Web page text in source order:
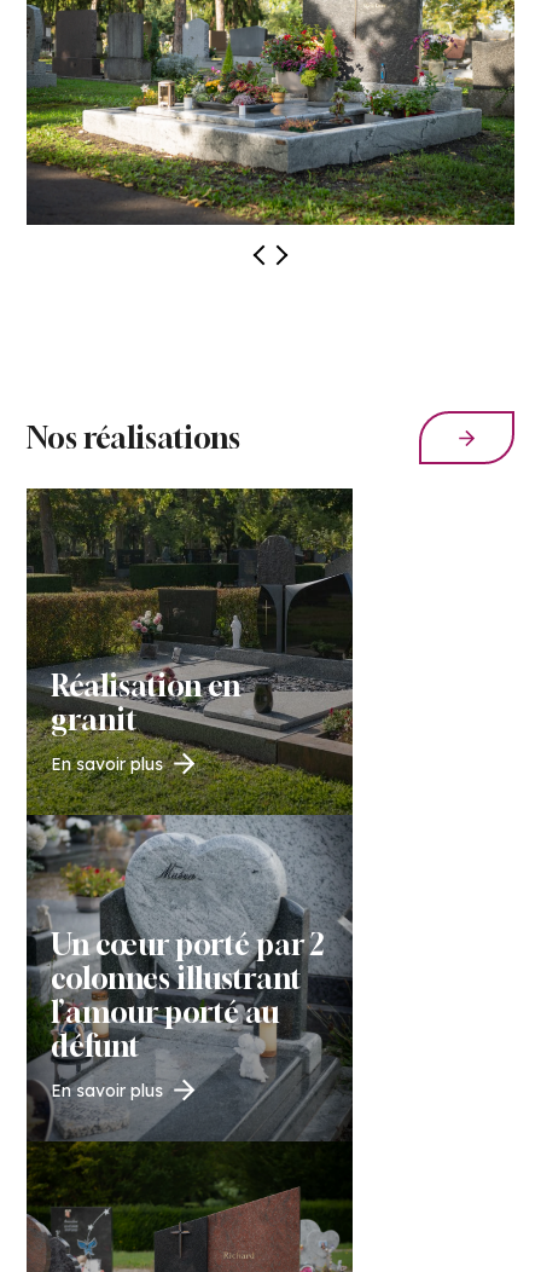
Nos réalisations
Réalisation en
granit
En savoir plus
Un cœur porté par 2
colonnes illustrant
l’amour porté au
défunt
En savoir plus